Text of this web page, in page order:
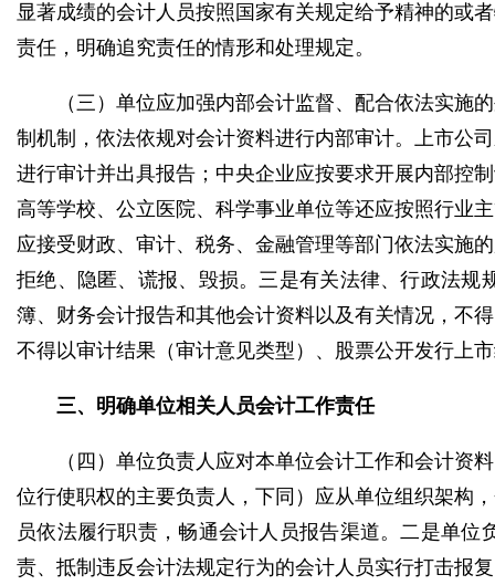
显著成绩的会计人员按照国家有关规定给予精神的或
责任，明确追究责任的情形和处理规定。
（三）单位应加强内部会计监督、配合依法实
制机制，依法依规对会计资料进行内部审计。上市公
进行审计并出具报告；中央企业应按要求开展内部控
高等学校、公立医院、科学事业单位等还应按照行业
应接受财政、审计、税务、金融管理等部门依法实施
拒绝、隐匿、谎报、毁损。三是有关法律、行政法
簿、财务会计报告和其他会计资料以及有关情况，不
不得以审计结果（审计意见类型）、股票公开发行上
三、明确单位相关人员会计工作责任
（四）单位负责人应对本单位会计工作和会计
位行使职权的主要负责人，下同）应从单位组织架构
员依法履行职责，畅通会计人员报告渠道。二是单
责、抵制违反会计法规定行为的会计人员实行打击报